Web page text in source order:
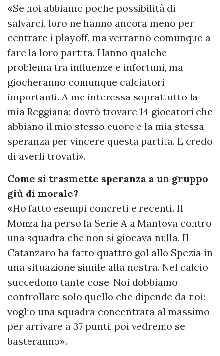
«Se noi abbiamo poche possibilità di
salvarci, loro ne hanno ancora meno per
centrare i playoff, ma verranno comunque a
fare la loro partita. Hanno qualche
problema tra influenze e infortuni, ma
giocheranno comunque calciatori
importanti. A me interessa soprattutto la
mia Reggiana: dovrò trovare 14 giocatori che
abbiano il mio stesso cuore e la mia stessa
speranza per vincere questa partita. E credo
di averli trovati».
Come si trasmette speranza a un gruppo
giù di morale?
«Ho fatto esempi concreti e recenti. Il
Monza ha perso la Serie A a Mantova contro
una squadra che non si giocava nulla. Il
Catanzaro ha fatto quattro gol allo Spezia in
una situazione simile alla nostra. Nel calcio
succedono tante cose. Noi dobbiamo
controllare solo quello che dipende da noi:
voglio una squadra concentrata al massimo
per arrivare a 37 punti, poi vedremo se
basteranno».